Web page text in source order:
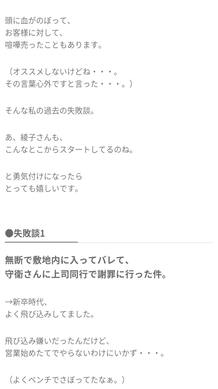
頭に血がのぼって、
お客様に対して、
喧嘩売ったこともあります。
（オススメしないけどね・・・。
その言葉心外ですと言った・・・。）
そんな私の過去の失敗談。
あ、綾子さんも、
こんなとこからスタートしてるのね。
と勇気付けになったら
とっても嬉しいです。
●失敗談1
無断で敷地内に入ってバレて、
守衛さんに上司同行で謝罪に行った件。
→新卒時代、
よく飛び込みしてました。
飛び込み嫌いだったんだけど、
営業始めたてでやらないわけにいかず・・・。
（よくベンチでさぼってたなぁ。）